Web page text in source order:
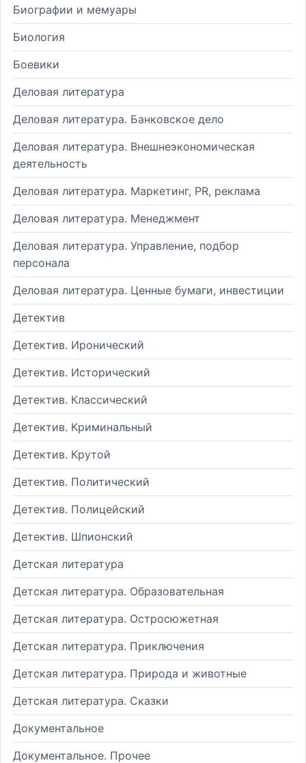
Биографии и мемуары
Биология
Боевики
Деловая литература
Деловая литература. Банковское дело
Деловая литература. Внешнеэкономическая
деятельность
Деловая литература. Маркетинг, PR, реклама
Деловая литература. Менеджмент
Деловая литература. Управление, подбор
персонала
Деловая литература. Ценные бумаги, инвестиции
Детектив
Детектив. Иронический
Детектив. Исторический
Детектив. Классический
Детектив. Криминальный
Детектив. Крутой
Детектив. Политический
Детектив. Полицейский
Детектив. Шпионский
Детская литература
Детская литература. Образовательная
Детская литература. Остросюжетная
Детская литература. Приключения
Детская литература. Природа и животные
Детская литература. Сказки
Документальное
Документальное. Прочее